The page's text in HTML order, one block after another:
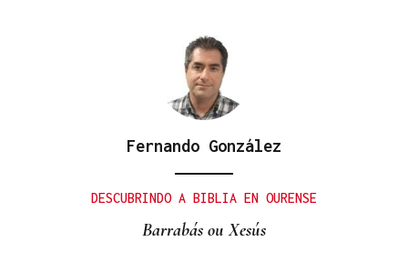
Fernando González
DESCUBRINDO A BIBLIA EN OURENSE
Barrabás ou Xesús